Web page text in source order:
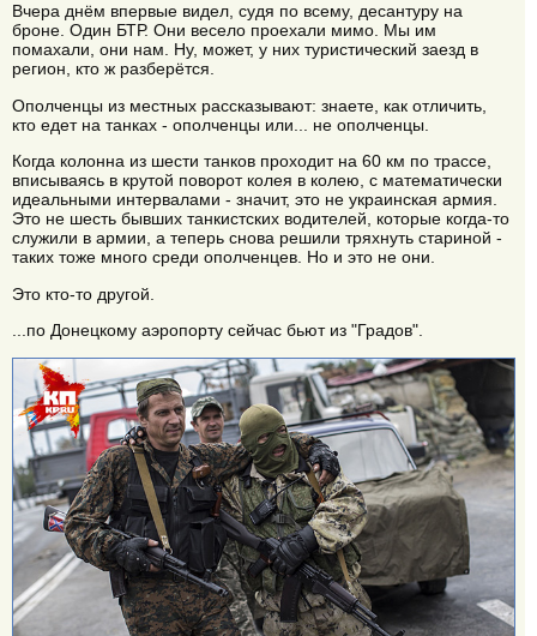
Вчера днём впервые видел, судя по всему, десантуру на
броне. Один БТР. Они весело проехали мимо. Мы им
помахали, они нам. Ну, может, у них туристический заезд в
регион, кто ж разберётся.
Ополченцы из местных рассказывают: знаете, как отличить,
кто едет на танках - ополченцы или... не ополченцы.
Когда колонна из шести танков проходит на 60 км по трассе,
вписываясь в крутой поворот колея в колею, с математически
идеальными интервалами - значит, это не украинская армия.
Это не шесть бывших танкистских водителей, которые когда-то
служили в армии, а теперь снова решили тряхнуть стариной -
таких тоже много среди ополченцев. Но и это не они.
Это кто-то другой.
...по Донецкому аэропорту сейчас бьют из "Градов".